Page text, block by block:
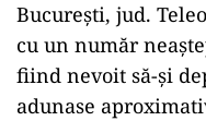
București, jud.
cu un număr
fiind nevoit să-și
adunase